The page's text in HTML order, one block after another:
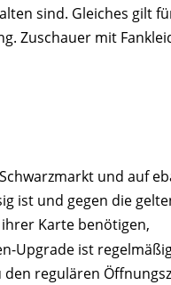
sind. Gleiches gilt
Zuschauer mit
und auf
ist und gegen die
Karte benötigen,
Upgrade ist
den regulären